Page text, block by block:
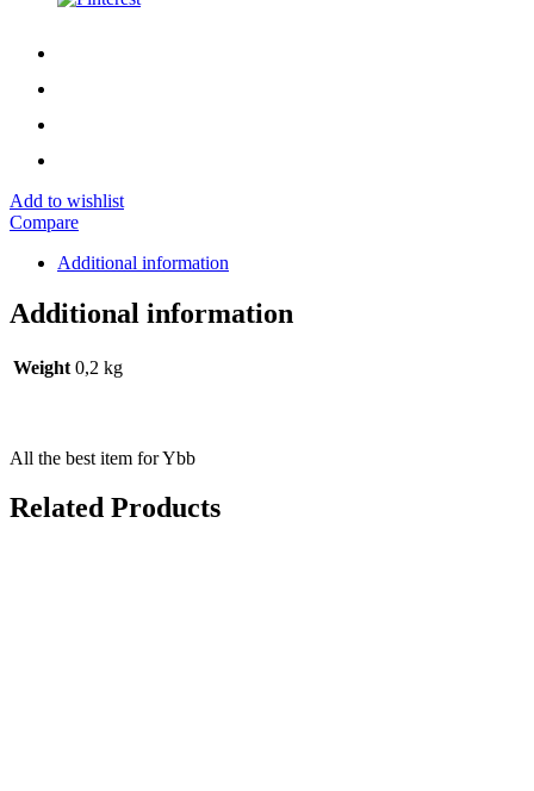
Add to wishlist
Compare
Additional information
Additional information
Weight 0,2 kg
All the best item for Ybb
Related Products